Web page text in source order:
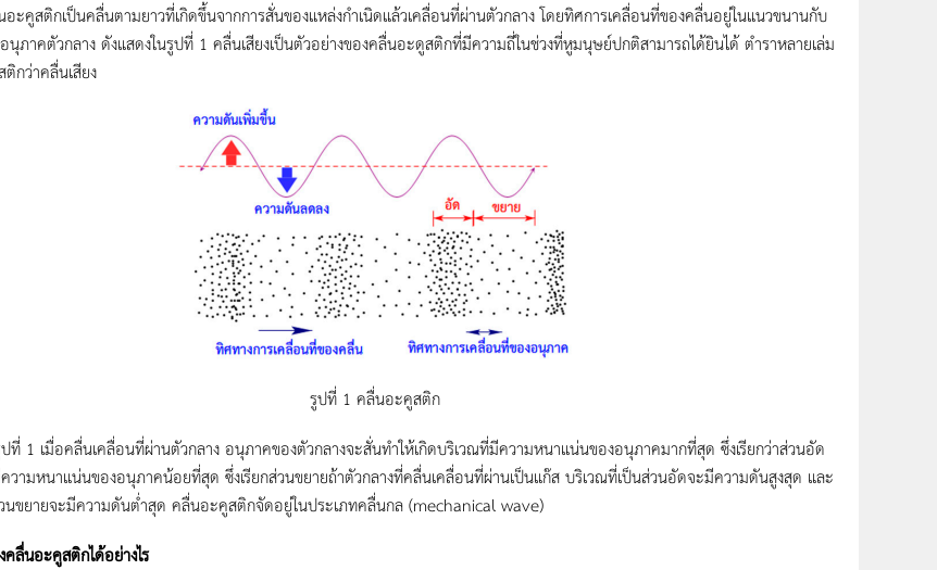
เป็นคลื่นตามยาวที่เกิดขึ้นจากการสั่นของแหล่งกำเนิดแล้วเคลื่อนที่ผ่านตัวกลาง โดยทิศการเคลื่อนที่ของคลื่นอยู่ในแนวขนานกับ
นุภาคตัวกลาง ดังแสดงในรูปที่ 1 คลื่นเสียงเป็นตัวอย่างของคลื่นอะดูสติกที่มีความถี่ในช่วงที่หูมนุษย์ปกติสามารถได้ยินได้ ตำราหลายเล่ม
กว่าคลื่นเสียง
รูปที่ 1 คลื่นอะคูสติก
อคลื่นเคลื่อนที่ผ่านตัวกลาง อนุภาคของตัวกลางจะสั่นทำให้เกิดบริเวณที่มีความหนาแน่นของอนุภาคมากที่สุด ซึ่งเรียกว่าส่วนอัด
วามหนาแน่นของอนุภาคน้อยที่สุด ซึ่งเรียกส่วนขยายถ้าตัวกลางที่คลื่นเคลื่อนที่ผ่านเป็นแก๊ส บริเวณที่เป็นส่วนอัดจะมีความดันสูงสุด และ
นขยายจะมีความดันต่ำสุด คลื่นอะคูสติกจัดอยู่ในประเภทคลื่นกล (mechanical wave)
ลื่นอะคูสติกได้อย่างไร